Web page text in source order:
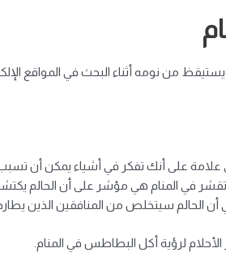
من نومه أثناء البحث في المواقع
على أنك تفكر في أشياء يمكن أن تسبب
في المنام هي مؤشر على أن الحالم
الحالم سيتخلص من المنافقين الذين
لرؤية أكل البطاطس في المنام.